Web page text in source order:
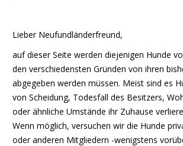
Lieber Neufundländerfreund,
auf dieser Seite werden diejenigen Hunde
den verschiedensten Gründen von ihren
abgegeben werden müssen. Meist sind es
von Scheidung, Todesfall des Besitzers,
oder ähnliche Umstände ihr Zuhause
Wenn möglich, versuchen wir die Hunde
oder anderen Mitgliedern -wenigstens